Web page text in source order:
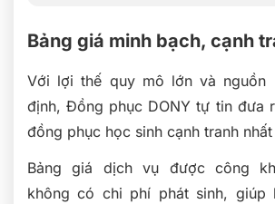
Bảng giá minh bạch, cạnh
Với lợi thế quy mô lớn và nguồn
định, Đồng phục DONY tự tin đưa
đồng phục học sinh cạnh tranh
Bảng giá dịch vụ được công
không có chi phí phát sinh, giúp